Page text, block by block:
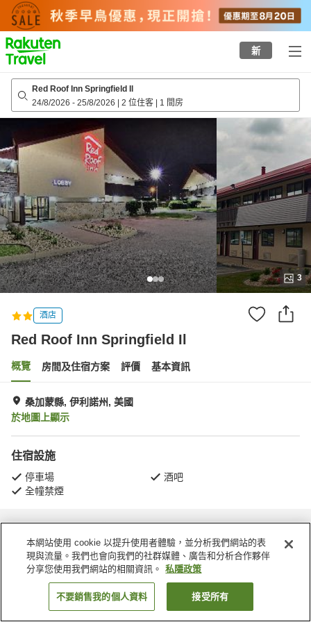
to
top
page
新
Red Roof Inn Springfield Il
24/8/2026 - 25/8/2026 | 2 位住客 | 1 間房
3
酒店
Red Roof Inn Springfield Il
概覽 房間及住宿方案 評價 基本資訊
桑加蒙縣, 伊利諾州, 美國
於地圖上顯示
住宿設施
停車場
酒吧
全幢禁煙
主頁 美國 伊利諾州 桑加蒙縣 Red Roof Inn Springfield Il
找客房
本網站使用 cookie 以提升使用者體驗，並分析我們網站的表
現與流量。我們也會向我們的社群媒體、廣告和分析合作夥伴
分享您使用我們網站的相關資訊。
私隱政策
不要銷售我的個人資料 接受所有